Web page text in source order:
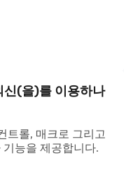
맞고의 신에 등장했
운 재미를 만나보세
(을)를 이용하나
트롤, 매크로 그리고
능을 제공합니다.